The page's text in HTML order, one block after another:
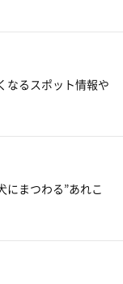
なるスポット情報や
にまつわる”あれこ